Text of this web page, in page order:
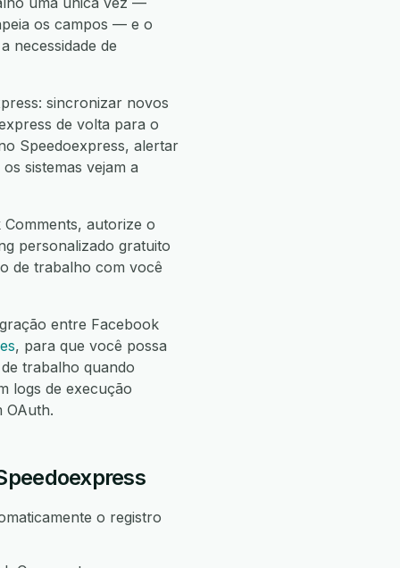
os campos — e o
necessidade de
sincronizar novos
de volta para o
Speedoexpress, alertar
sistemas vejam a
autorize o
personalizado gratuito
de trabalho com você
entre Facebook
, para que você possa
trabalho quando
logs de execução
OAuth.
o registro